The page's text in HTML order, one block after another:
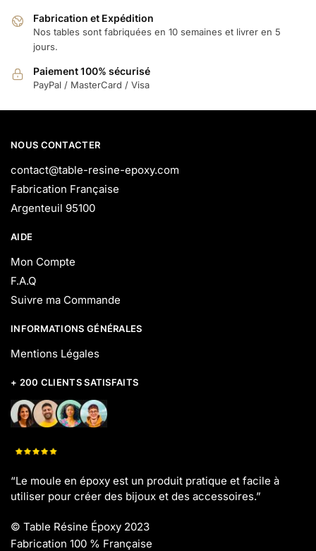
Fabrication et Expédition
Nos tables sont fabriquées en 10 semaines et livrer en 5
jours.
Paiement 100% sécurisé
PayPal / MasterCard / Visa
NOUS CONTACTER
contact@table-resine-epoxy.com
Fabrication Française
Argenteuil 95100
AIDE
Mon Compte
F.A.Q
Suivre ma Commande
INFORMATIONS GÉNÉRALES
Mentions Légales
+ 200 CLIENTS SATISFAITS
“Le moule en époxy est un produit pratique et facile à
utiliser pour créer des bijoux et des accessoires.”
© Table Résine Époxy 2023
Fabrication 100 % Française